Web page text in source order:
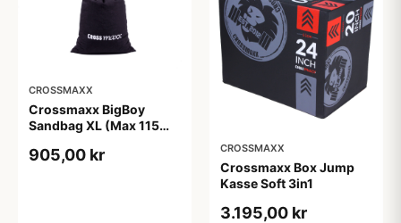
CROSSMAXX
Crossmaxx BigBoy
Sandbag XL (Max 115
905,00 kr CROSSMAXX
Crossmaxx Box Jump
Kasse Soft 3in1
3.195,00 kr